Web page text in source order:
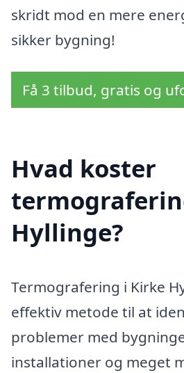
skridt mod en mere
sikker bygning!
Få 3 tilbud, gratis og
Hvad koster
Hyllinge?
Termografering i Kirke
effektiv metode til at
problemer med
installationer og meget